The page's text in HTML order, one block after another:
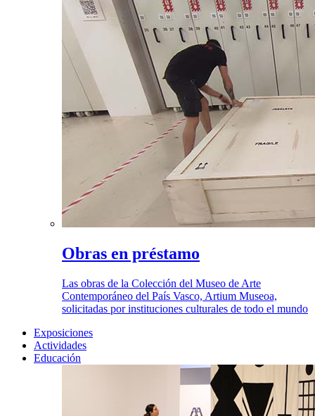
Obras en préstamo
Las obras de la Colección del Museo de Arte
Contemporáneo del País Vasco, Artium Museoa,
solicitadas por instituciones culturales de todo el mundo
Exposiciones
Actividades
Educación